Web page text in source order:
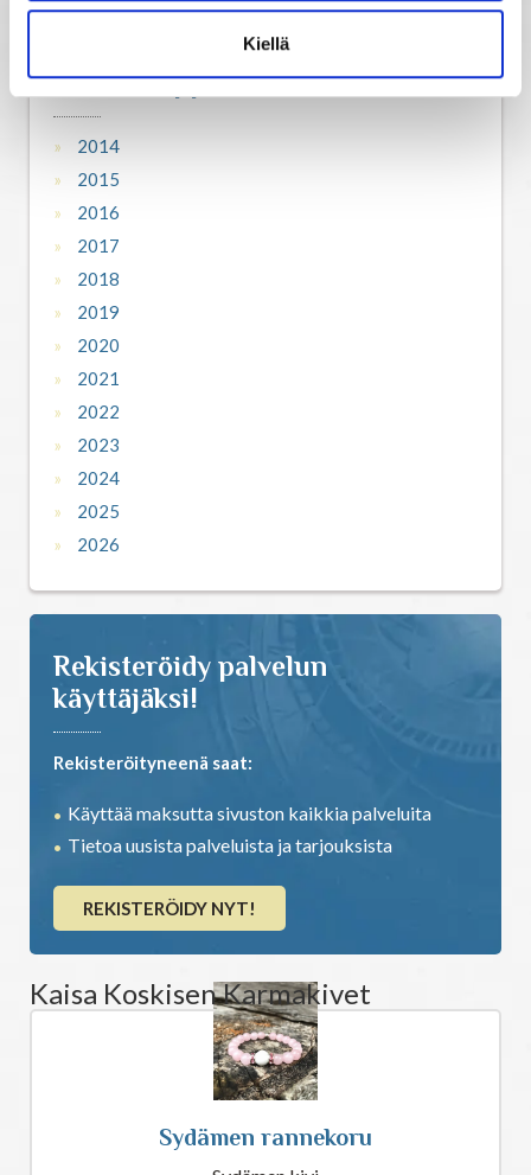
Kiellä
Horoskooppiarkisto
2014
2015
2016
2017
2018
2019
2020
2021
2022
2023
2024
2025
2026
Rekisteröidy palvelun
käyttäjäksi!
Rekisteröityneenä saat:
Käyttää maksutta sivuston kaikkia palveluita
Tietoa uusista palveluista ja tarjouksista
REKISTERÖIDY NYT!
Kaisa Koskisen Karmakivet
Sydämen rannekoru